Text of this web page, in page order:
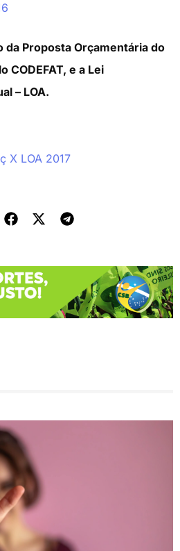
da Proposta Orçamentária do
CODEFAT, e a Lei
– LOA.
X LOA 2017